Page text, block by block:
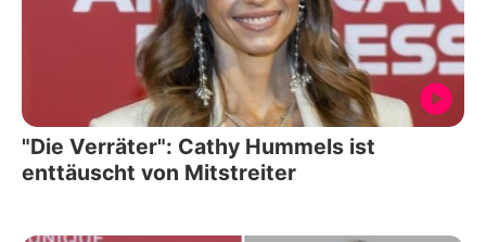
"Die Verräter": Cathy Hummels ist
enttäuscht von Mitstreiter